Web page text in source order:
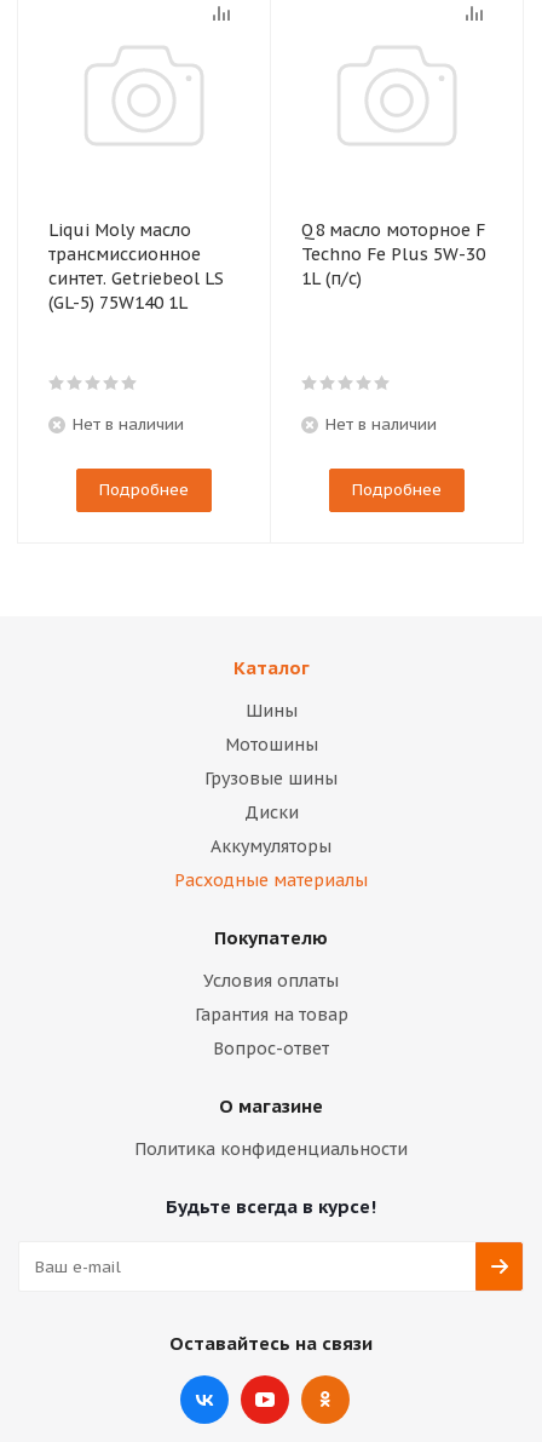
Liqui Moly масло
трансмиссионное
синтет. Getriebeol LS
(GL-5) 75W140 1L
Нет в наличии
Подробнее
Q8 масло моторное F
Techno Fe Plus 5W-30
1L (п/с)
Нет в наличии
Подробнее
Каталог
Шины
Мотошины
Грузовые шины
Диски
Аккумуляторы
Расходные материалы
Покупателю
Условия оплаты
Гарантия на товар
Вопрос-ответ
О магазине
Политика конфиденциальности
Будьте всегда в курсе!
Оставайтесь на связи